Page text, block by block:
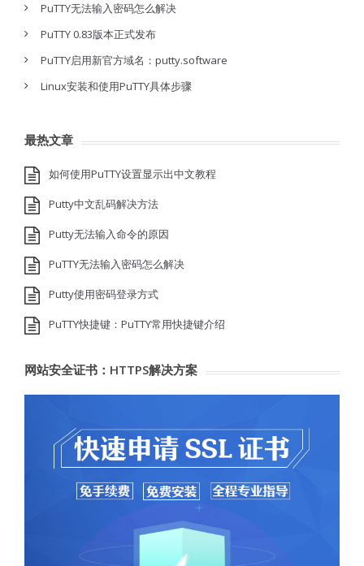
PuTTY无法输入密码怎么解决
PuTTY 0.83版本正式发布
PuTTY启用新官方域名：putty.software
Linux安装和使用PuTTY具体步骤
最热文章
如何使用PuTTY设置显示出中文教程
Putty中文乱码解决方法
Putty无法输入命令的原因
PuTTY无法输入密码怎么解决
Putty使用密码登录方式
PuTTY快捷键：PuTTY常用快捷键介绍
网站安全证书：HTTPS解决方案